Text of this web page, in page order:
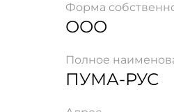
Форма
ООО
Полное
ПУМА-РУС